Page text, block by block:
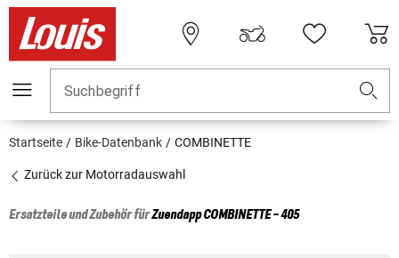
Suchbegriff
Startseite Bike-Datenbank COMBINETTE
Zurück zur Motorradauswahl
Ersatzteile und Zubehör fürZuendappCOMBINETTE - 405